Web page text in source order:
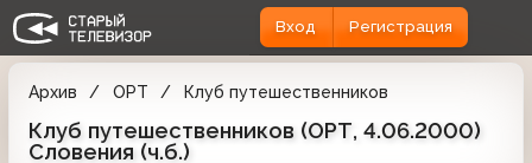
Вход Регистрация
Архив ОРТ Клуб путешественников
Клуб путешественников (ОРТ, 4.06.2000)
Словения (ч.б.)